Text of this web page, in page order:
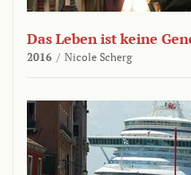
Das Leben ist keine
2016 / Nicole Scherg